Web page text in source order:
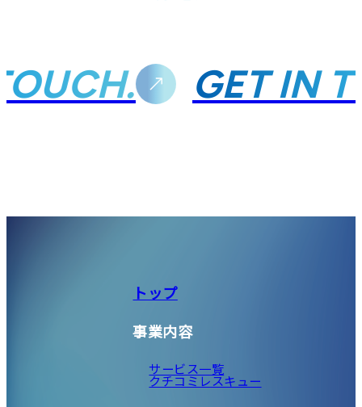
GET IN
トップ
事業内容
サービス一覧
クチコミレスキュー